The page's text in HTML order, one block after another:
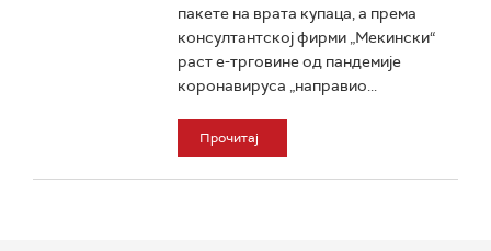
пакете на врата купаца, а према
консултантској фирми „Мекински“
раст е-трговине од пандемије
коронавируса „направио...
Прочитај